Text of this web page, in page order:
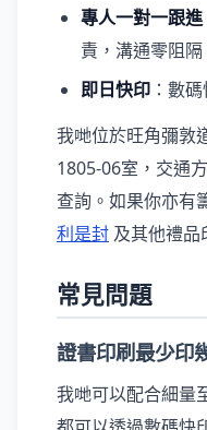
專人一對一跟進
責，溝通零阻隔
即日快印 ：數
我哋位於旺角彌敦
1805-06室，交通
查詢。如果你亦有
利是封 及其他禮品
常見問題
證書印刷最少印
我哋可以配合細量